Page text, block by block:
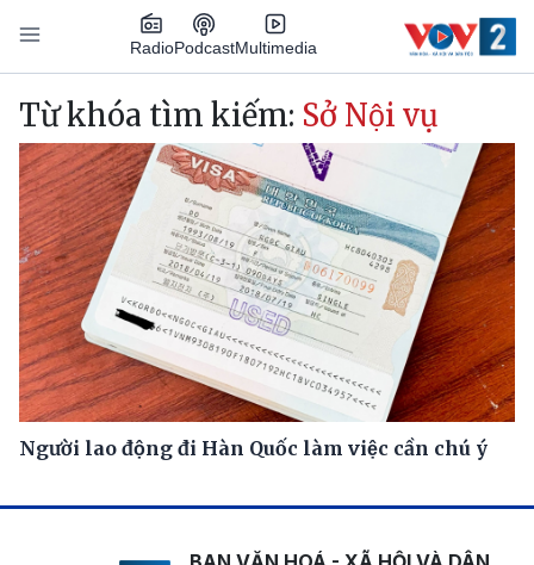
Nhảy đến nội dung
RadioPodcastMultimedia
Main navigation
Từ khóa tìm kiếm: Sở Nội vụ
Người lao động đi Hàn Quốc làm việc cần chú ý